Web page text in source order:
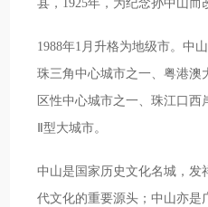
县，1925年，为纪念孙中山而
1988年1月升格为地级市。中
珠三角中心城市之一、粤港澳
区性中心城市之一、珠江口
Ⅱ型大城市。
中山是国家历史文化名城，发
代文化的重要源头；中山亦是